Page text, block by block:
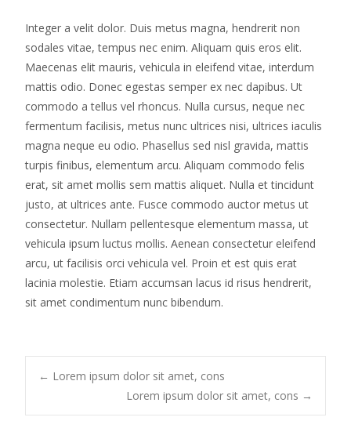
Integer a velit dolor. Duis metus magna, hendrerit non
sodales vitae, tempus nec enim. Aliquam quis eros elit.
Maecenas elit mauris, vehicula in eleifend vitae, interdum
mattis odio. Donec egestas semper ex nec dapibus. Ut
commodo a tellus vel rhoncus. Nulla cursus, neque nec
fermentum facilisis, metus nunc ultrices nisi, ultrices iaculis
magna neque eu odio. Phasellus sed nisl gravida, mattis
turpis finibus, elementum arcu. Aliquam commodo felis
erat, sit amet mollis sem mattis aliquet. Nulla et tincidunt
justo, at ultrices ante. Fusce commodo auctor metus ut
consectetur. Nullam pellentesque elementum massa, ut
vehicula ipsum luctus mollis. Aenean consectetur eleifend
arcu, ut facilisis orci vehicula vel. Proin et est quis erat
lacinia molestie. Etiam accumsan lacus id risus hendrerit,
sit amet condimentum nunc bibendum.
Post navigation
← Lorem ipsum dolor sit amet, cons
Lorem ipsum dolor sit amet, cons →